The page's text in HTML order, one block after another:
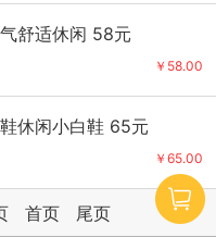
舒适休闲 58元
￥58.00
休闲小白鞋 65元
￥65.00
首页 尾页